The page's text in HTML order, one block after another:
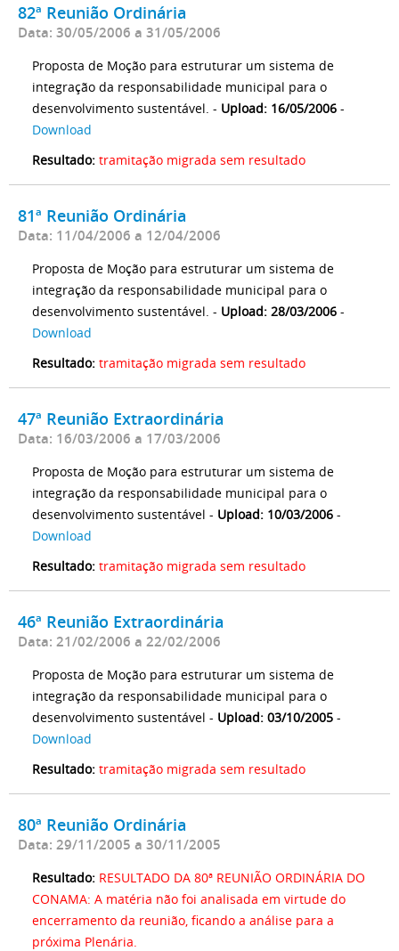
82ª Reunião Ordinária
Data: 30/05/2006 a 31/05/2006
Proposta de Moção para estruturar um sistema de
integração da responsabilidade municipal para o
desenvolvimento sustentável. - Upload: 16/05/2006 -
Download
Resultado: tramitação migrada sem resultado
81ª Reunião Ordinária
Data: 11/04/2006 a 12/04/2006
Proposta de Moção para estruturar um sistema de
integração da responsabilidade municipal para o
desenvolvimento sustentável. - Upload: 28/03/2006 -
Download
Resultado: tramitação migrada sem resultado
47ª Reunião Extraordinária
Data: 16/03/2006 a 17/03/2006
Proposta de Moção para estruturar um sistema de
integração da responsabilidade municipal para o
desenvolvimento sustentável - Upload: 10/03/2006 -
Download
Resultado: tramitação migrada sem resultado
46ª Reunião Extraordinária
Data: 21/02/2006 a 22/02/2006
Proposta de Moção para estruturar um sistema de
integração da responsabilidade municipal para o
desenvolvimento sustentável - Upload: 03/10/2005 -
Download
Resultado: tramitação migrada sem resultado
80ª Reunião Ordinária
Data: 29/11/2005 a 30/11/2005
Resultado: RESULTADO DA 80ª REUNIÃO ORDINÁRIA DO
CONAMA: A matéria não foi analisada em virtude do
encerramento da reunião, ficando a análise para a
próxima Plenária.